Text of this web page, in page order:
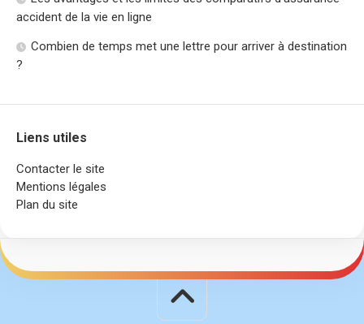
accident de la vie en ligne
Combien de temps met une lettre pour arriver à destination
?
Liens utiles
Contacter le site
Mentions légales
Plan du site